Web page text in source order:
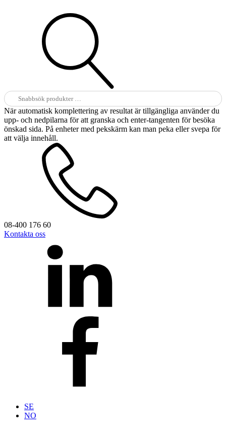
Sök
efter:
När automatisk komplettering av resultat är tillgängliga använder du
upp- och nedpilarna för att granska och enter-tangenten för besöka
önskad sida. På enheter med pekskärm kan man peka eller svepa för
att välja innehåll.
08-400 176 60
Kontakta oss
SE
NO